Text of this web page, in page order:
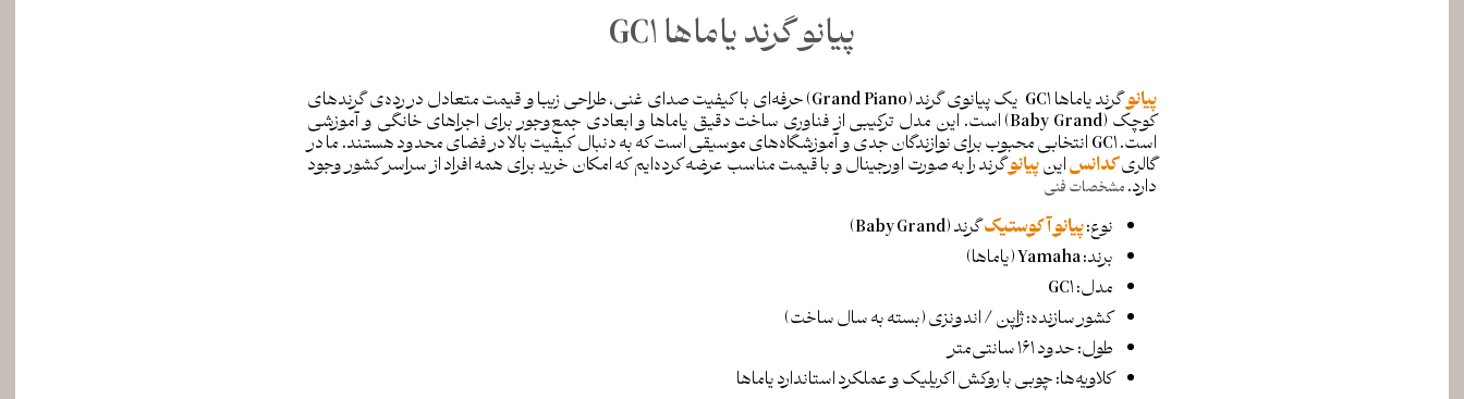
پیانو گرند یاماها GC1
پیانو گرند یاماها GC1 یک پیانوی گرند (Grand Piano) حرفه‌ای با کیفیت صدای غنی، طراحی زیبا و قیمت متعادل در رده‌ی گرندهای
کوچک (Baby Grand) است. این مدل ترکیبی از فناوری ساخت دقیق یاماها و ابعادی جمع‌وجور برای اجراهای خانگی و آموزشی
است. GC1 انتخابی محبوب برای نوازندگان جدی و آموزشگاه‌های موسیقی است که به دنبال کیفیت بالا در فضای محدود هستند. ما در
گالریکدانساینپیانوگرند را به صورت اورجینال و با قیمت مناسب عرضه کرده‌ایم که امکان خرید برای همه افراد از سراسر کشور وجود
دارد.مشخصات فنی
نوع:پیانو آکوستیکگرند (Baby Grand)
برند: Yamaha (یاماها)
مدل: GC1
کشور سازنده: ژاپن / اندونزی (بسته به سال ساخت)
طول: حدود 161 سانتی‌متر
کلاویه‌ها: چوبی با روکش اکریلیک و عملکرد استاندارد یاماها